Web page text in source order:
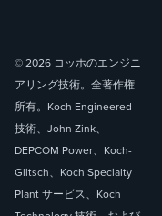
© 2026 コッホのエンジニ
アリング技術。全著作権
所有。Koch Engineered
技術、John Zink、
DEPCOM Power、Koch-
Glitsch、Koch Specialty
Plant サービス、Koch